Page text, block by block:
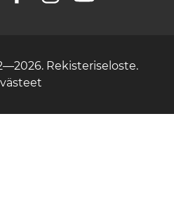
Rekisteriseloste.